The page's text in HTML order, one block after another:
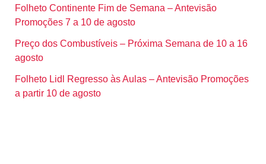
Folheto Continente Fim de Semana – Antevisão
Promoções 7 a 10 de agosto
Preço dos Combustíveis – Próxima Semana de 10 a 16
agosto
Folheto Lidl Regresso às Aulas – Antevisão Promoções
a partir 10 de agosto